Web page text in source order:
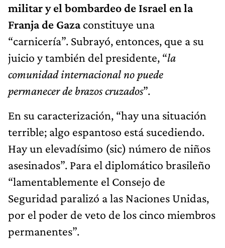
militar y el bombardeo de Israel en la
Franja de Gazaconstituye una
“carnicería”. Subrayó, entonces, que a su
juicio y también del presidente, “la
comunidad internacional no puede
permanecer de brazos cruzados”.
En su caracterización, “hay una situación
terrible; algo espantoso está sucediendo.
Hay un elevadísimo (sic) número de niños
asesinados”. Para el diplomático brasileño
“lamentablemente el Consejo de
Seguridad paralizó a las Naciones Unidas,
por el poder de veto de los cinco miembros
permanentes”.